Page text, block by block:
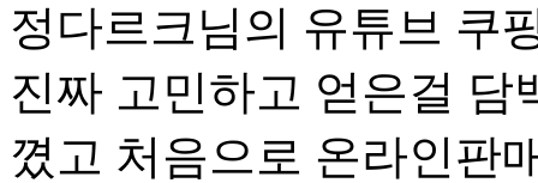
정다르크님의 유튜브 쿠
진짜 고민하고 얻은걸 담
꼈고 처음으로 온라인판